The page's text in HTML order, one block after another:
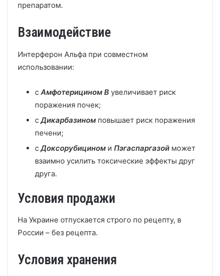
препаратом.
Взаимодействие
Интерферон Альфа при совместном
использовании:
с Амфотерицином B увеличивает риск
поражения почек;
с Дикарбазином повышает риск поражения
печени;
с Доксорубицином и Пэгаспаргазой может
взаимно усилить токсические эффекты друг
друга.
Условия продажи
На Украине отпускается строго по рецепту, в
России – без рецепта.
Условия хранения